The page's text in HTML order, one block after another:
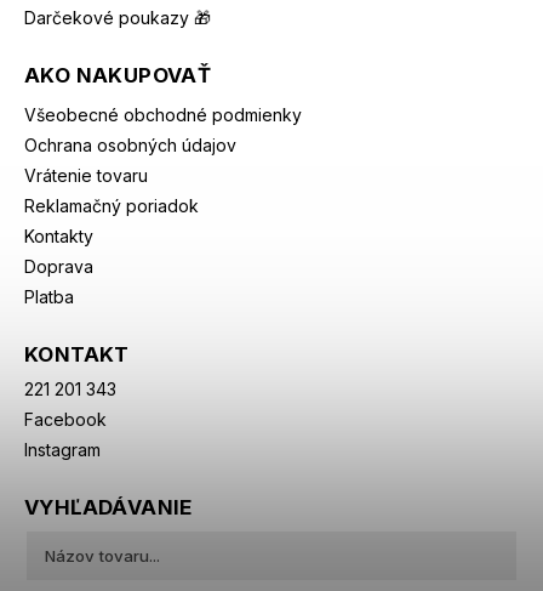
Darčekové poukazy 🎁
AKO NAKUPOVAŤ
Všeobecné obchodné podmienky
Ochrana osobných údajov
Vrátenie tovaru
Reklamačný poriadok
Kontakty
Doprava
Platba
KONTAKT
221 201 343
Facebook
Instagram
VYHĽADÁVANIE